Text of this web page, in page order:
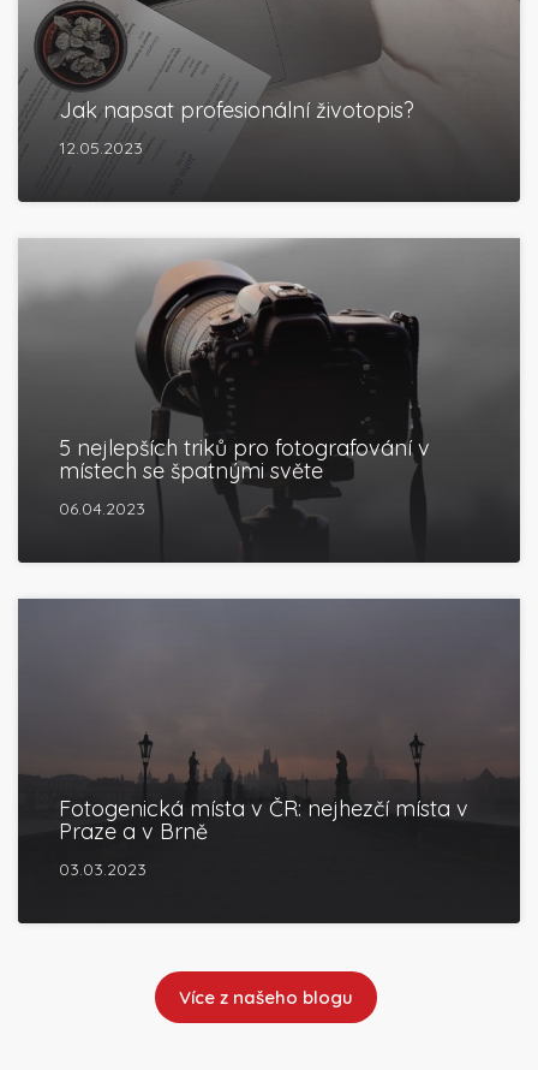
Jak napsat profesionální životopis?
12.05.2023
5 nejlepších triků pro fotografování v
místech se špatnými světe
06.04.2023
Fotogenická místa v ČR: nejhezčí místa v
Praze a v Brně
03.03.2023
Více z našeho blogu